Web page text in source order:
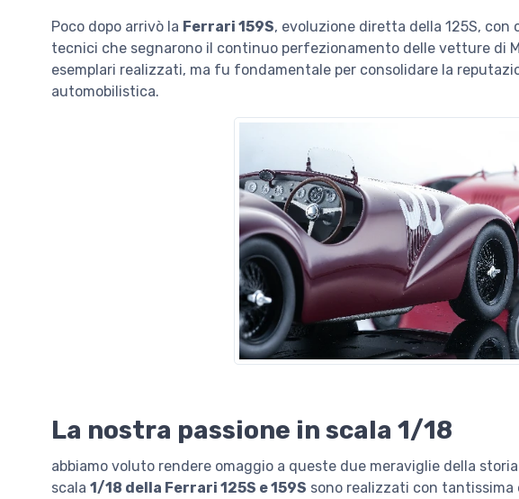
Poco dopo arrivò la Ferrari 159S, evoluzione diretta della 125S,
tecnici che segnarono il continuo perfezionamento delle vetture di
esemplari realizzati, ma fu fondamentale per consolidare la
automobilistica.
La nostra passione in scala 1/18
abbiamo voluto rendere omaggio a queste due meraviglie della
scala 1/18 della Ferrari 125S e 159S sono realizzati con tantissima